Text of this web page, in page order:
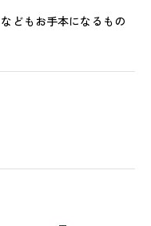
どもお手本になるもの